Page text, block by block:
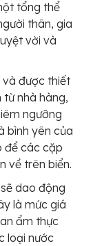
tổng thể
thân, gia
vời và
và được thiết
nhà hàng,
ngưỡng
bình yên của
để các cặp
về trên biển.
dao động
là mức giá
ẩm thực
loại nước